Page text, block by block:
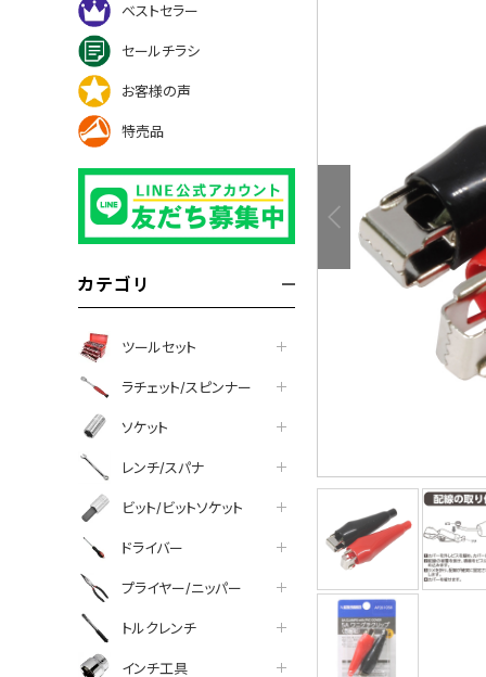
ベストセラー
セールチラシ
お客様の声
特売品
カテゴリ
ツールセット
ラチェット/スピンナー
ソケット
レンチ/スパナ
ビット/ビットソケット
ドライバー
プライヤー/ニッパー
トルクレンチ
インチ工具
facebook
line